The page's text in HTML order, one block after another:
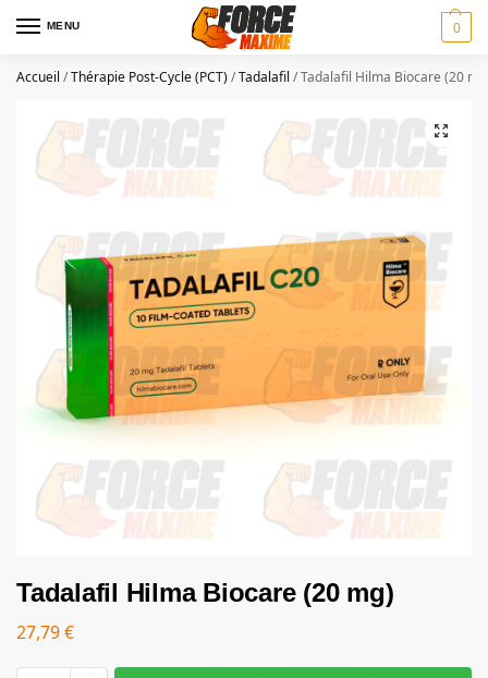
MENU 0
Accueil /Thérapie Post-Cycle (PCT)/Tadalafil /Tadalafil Hilma Biocare (20
Tadalafil Hilma Biocare (20 mg)
27,79€